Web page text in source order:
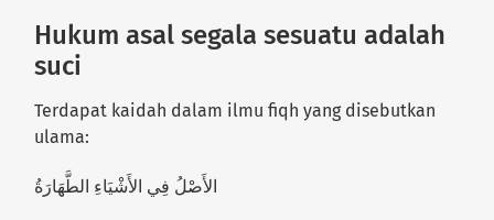
Hukum asal segala sesuatu adalah
suci
Terdapat kaidah dalam ilmu fiqh yang disebutkan
ulama:
الأَصْلُ فِي الأَشْيَاءِ الطَّهَارَةُ